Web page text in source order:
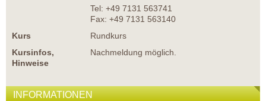
Tel: +49 7131 563741
Fax: +49 7131 563140
Kurs
Rundkurs
Kursinfos,
Hinweise
Nachmeldung möglich.
INFORMATIONEN